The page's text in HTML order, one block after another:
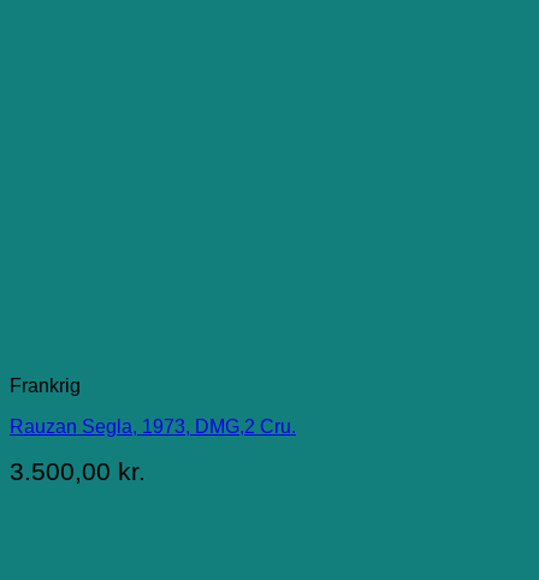
Frankrig
Rauzan Segla, 1973, DMG,2 Cru.
3.500,00 kr.